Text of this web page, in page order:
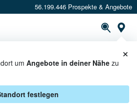
56.199.446 Prospekte & Angebote
um Angebote in deiner Nähe zu
festlegen
×
ANGEBOTE &
EDEKA